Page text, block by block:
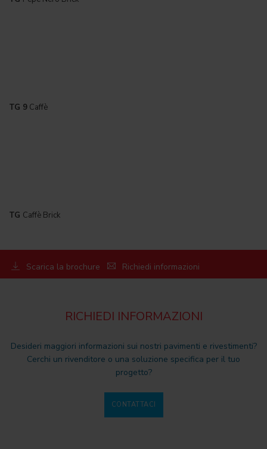
TG 9 Caffè
TG Caffè Brick
Scarica la brochure Richiedi informazioni
RICHIEDI INFORMAZIONI
Desideri maggiori informazioni sui nostri pavimenti e rivestimenti?
Cerchi un rivenditore o una soluzione specifica per il tuo
progetto?
CONTATTACI